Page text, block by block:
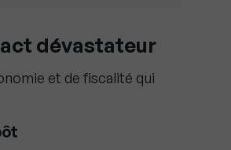
dévastateur
et de fiscalité qui